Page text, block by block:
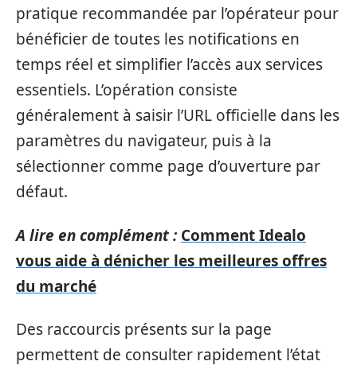
pratique recommandée par l’opérateur pour
bénéficier de toutes les notifications en
temps réel et simplifier l’accès aux services
essentiels. L’opération consiste
généralement à saisir l’URL officielle dans les
paramètres du navigateur, puis à la
sélectionner comme page d’ouverture par
défaut.
A lire en complément : Comment Idealo
vous aide à dénicher les meilleures offres
du marché
Des raccourcis présents sur la page
permettent de consulter rapidement l’état